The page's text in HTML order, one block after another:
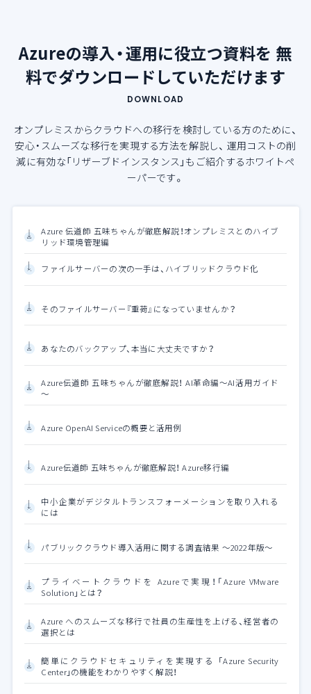
Azureの導入・運用に役立つ資料を 無
料でダウンロードしていただけます
DOWNLOAD
オンプレミスからクラウドへの移行を検討している方のために、
安心・スムーズな移行を実現する方法を解説し、 運用コストの削
減に有効な「リザーブドインスタンス」もご紹介するホワイトペ
ーパーです。
Azure 伝道師 五味ちゃんが徹底解説！オンプレミスとのハイブ
リッド環境管理編
ファイルサーバーの次の一手は、ハイブリッドクラウド化
そのファイルサーバー『重荷』になっていませんか？
あなたのバックアップ、本当に大丈夫ですか？
Azure伝道師 五味ちゃんが徹底解説！ AI革命編～AI活用ガイド
～
Azure OpenAI Serviceの概要と活用例
Azure伝道師 五味ちゃんが徹底解説！ Azure移行編
中小企業がデジタルトランスフォーメーションを取り入れる
には
パブリッククラウド導入活用に関する調査結果 ～2022年版～
プライベートクラウドを Azureで実現！「Azure VMware
Solution」とは？
Azure へのスムーズな移行で社員の生産性を上げる、経営者の
選択とは
簡単にクラウドセキュリティを実現する 「Azure Security
Center」の機能をわかりやすく解説！